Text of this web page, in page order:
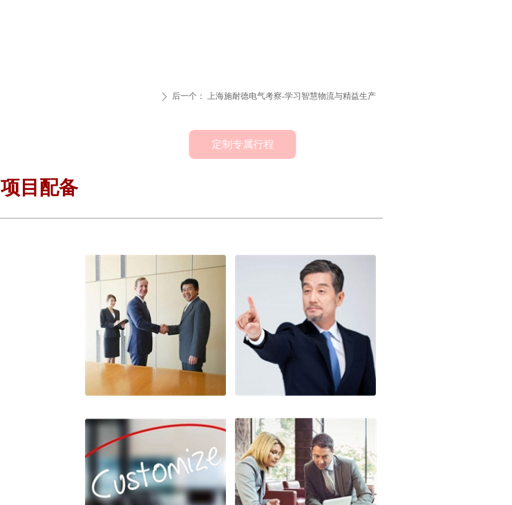
ꄲ 后一个： 上海施耐德电气考察-学习智慧物流与精益生产
定制专属行程
项目配备